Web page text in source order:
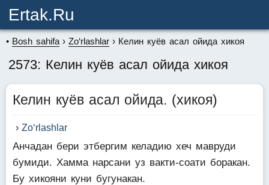
Ertak.ru
Bosh sahifa Zo‘rlashlar Келин куёв асал ойида хикоя
2573: Келин куёв асал ойида хикоя
Келин куёв асал ойида. (хикоя)
Zo‘rlashlar
Анчадан бери этбергим келадию хеч мавруди
бумиди. Хамма нарсани уз вакти-соати боракан.
Бу хикояни куни бугунакан.